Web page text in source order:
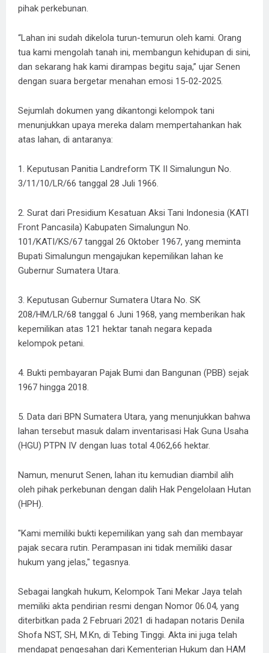
pihak perkebunan.
“Lahan ini sudah dikelola turun-temurun oleh kami. Orang
tua kami mengolah tanah ini, membangun kehidupan di sini,
dan sekarang hak kami dirampas begitu saja,” ujar Senen
dengan suara bergetar menahan emosi 15-02-2025.
Sejumlah dokumen yang dikantongi kelompok tani
menunjukkan upaya mereka dalam mempertahankan hak
atas lahan, di antaranya:
1. Keputusan Panitia Landreform TK II Simalungun No.
3/11/10/LR/66 tanggal 28 Juli 1966.
2. Surat dari Presidium Kesatuan Aksi Tani Indonesia (KATI
Front Pancasila) Kabupaten Simalungun No.
101/KATI/KS/67 tanggal 26 Oktober 1967, yang meminta
Bupati Simalungun mengajukan kepemilikan lahan ke
Gubernur Sumatera Utara.
3. Keputusan Gubernur Sumatera Utara No. SK
208/HM/LR/68 tanggal 6 Juni 1968, yang memberikan hak
kepemilikan atas 121 hektar tanah negara kepada
kelompok petani.
4. Bukti pembayaran Pajak Bumi dan Bangunan (PBB) sejak
1967 hingga 2018.
5. Data dari BPN Sumatera Utara, yang menunjukkan bahwa
lahan tersebut masuk dalam inventarisasi Hak Guna Usaha
(HGU) PTPN IV dengan luas total 4.062,66 hektar.
Namun, menurut Senen, lahan itu kemudian diambil alih
oleh pihak perkebunan dengan dalih Hak Pengelolaan Hutan
(HPH).
"Kami memiliki bukti kepemilikan yang sah dan membayar
pajak secara rutin. Perampasan ini tidak memiliki dasar
hukum yang jelas," tegasnya.
Sebagai langkah hukum, Kelompok Tani Mekar Jaya telah
memiliki akta pendirian resmi dengan Nomor 06.04, yang
diterbitkan pada 2 Februari 2021 di hadapan notaris Denila
Shofa NST, SH, M.Kn, di Tebing Tinggi. Akta ini juga telah
mendapat pengesahan dari Kementerian Hukum dan HAM